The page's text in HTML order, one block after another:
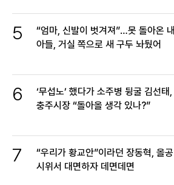
5
“엄마, 신발이 벗겨져”…못 돌아온 내
아들, 거실 쪽으로 새 구두 놔뒀어
6
‘무섭노’ 했다가 소주병 뒹굴 김선태,
충주시장 “돌아올 생각 있나?”
7
“우리가 황교안”이라던 장동혁, 올공
시위서 대면하자 데면데면